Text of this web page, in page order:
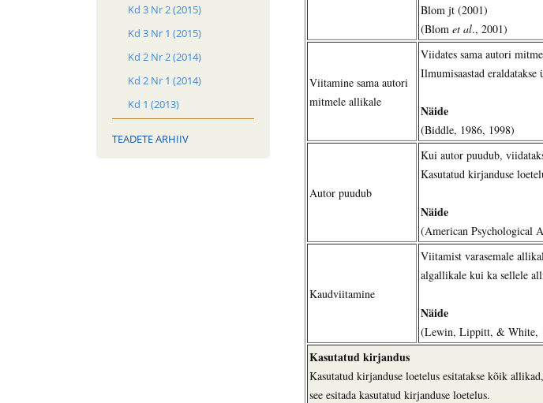
Kd 3 Nr 2 (2015)
Kd 3 Nr 1 (2015)
Kd 2 Nr 2 (2014)
Kd 2 Nr 1 (2014)
Kd 1 (2013)
TEADETE ARHIIV
Blom jt (2001)
(Blom et al., 2001)
Viitamine sama autori
mitmele allikale
Viidates sama autori
Ilmumisaastad eraldatakse
Näide
(Biddle, 1986, 1998)
Autor puudub
Kui autor puudub,
Kasutatud kirjanduse
Näide
(American Psychological
Kaudviitamine
Viitamist varasemale
algallikale kui ka sellele
Näide
(Lewin, Lippitt, & White,
Kasutatud kirjandus
Kasutatud kirjanduse loetelus esitatakse kõik
see esitada kasutatud kirjanduse loetelus.